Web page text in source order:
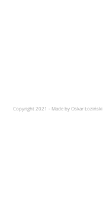
Copyright 2021 - Made by Oskar Łoziński